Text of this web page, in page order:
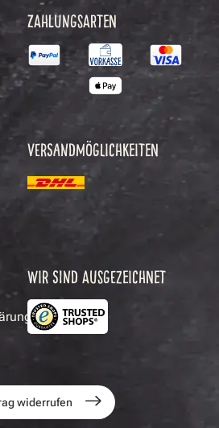
ZAHLUNGSARTEN
VERSANDMÖGLICHKEITEN
WIR SIND AUSGEZEICHNET
widerrufen